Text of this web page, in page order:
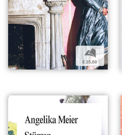
b
€ 25,00